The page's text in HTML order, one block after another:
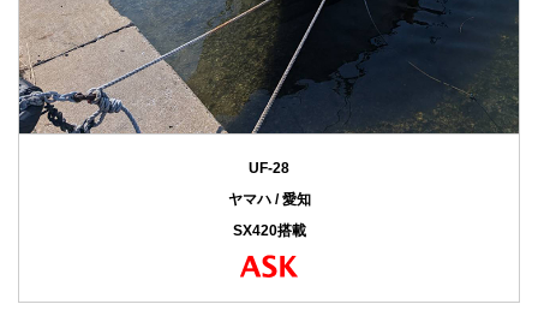
UF-28
ヤマハ / 愛知
SX420搭載